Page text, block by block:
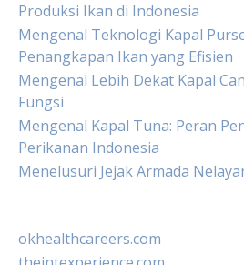
Produksi Ikan di Indonesia
Mengenal Teknologi Kapal
Penangkapan Ikan yang Efisien
Mengenal Lebih Dekat Kapal
Fungsi
Mengenal Kapal Tuna: Peran
Perikanan Indonesia
Menelusuri Jejak Armada
okhealthcareers.com